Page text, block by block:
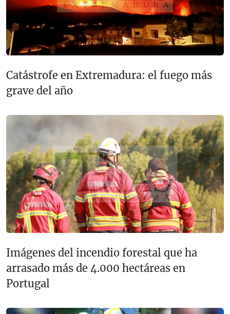
Catástrofe en Extremadura: el fuego más
grave del año
Imágenes del incendio forestal que ha
arrasado más de 4.000 hectáreas en
Portugal